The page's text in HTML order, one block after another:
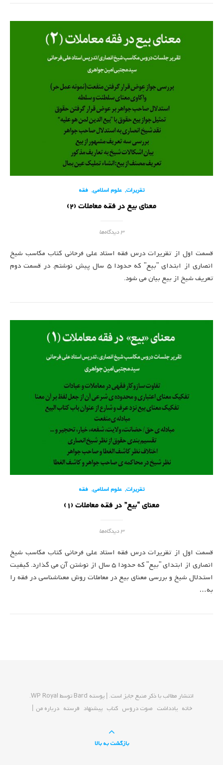
تقریرات,علوم اسلامی, فقه
معنای بیع در فقه معاملات (2)
3 دیدگاه‌ها
قسمت اول از تقریرات درس فقه استاد علی فرحانی کتاب مکاسب شیخ
انصاری از ابتدای "بیع" که حدودا 5 سال پیش نوشتم. در قسمت دوم
تعریف شیخ از بیع بیان می شود.
تقریرات,علوم اسلامی, فقه
معنای “بیع” در فقه معاملات (1)
3 دیدگاه‌ها
قسمت اول از تقریرات درس فقه استاد علی فرحانی کتاب مکاسب شیخ
انصاری از ابتدای "بیع" که حدودا 5 سال از نوشتن آن می گذارد. کیفیت
استدلال شیخ و بررسی معنای بیع در معاملات روش معناشناسی در فقه را
به…
انتشار مطالب با ذکر منبع جایز است. | پوسته Bard توسط WP Royal
.
خانه یادداشت صوت دروس کتاب پیشنهاد فرسته درباره من
بازگشت به بالا